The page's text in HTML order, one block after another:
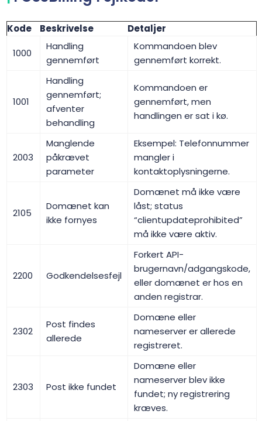
Kode Beskrivelse
Detaljer
1000
Handling
gennemført
Kommandoen blev
gennemført korrekt.
1001
Handling
gennemført;
afventer
behandling
Kommandoen er
gennemført, men
handlingen er sat i kø.
2003
Manglende
påkrævet
parameter
Eksempel: Telefonnummer
mangler i
kontaktoplysningerne.
2105
Domænet kan
ikke fornyes
Domænet må ikke være
låst; status
“clientupdateprohibited”
må ikke være aktiv.
2200 Godkendelsesfejl
Forkert API-
brugernavn/adgangskode,
eller domænet er hos en
anden registrar.
2302
Post findes
allerede
Domæne eller
nameserver er allerede
registreret.
2303 Post ikke fundet
Domæne eller
nameserver blev ikke
fundet; ny registrering
kræves.